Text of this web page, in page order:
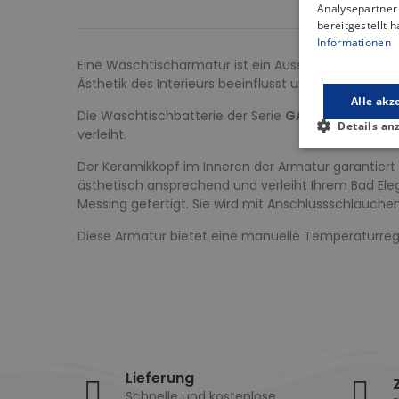
Eine Waschtischarmatur ist ein
Ästhetik des Interieurs beeinflusst und Komfort
Die Waschtischbatterie der Serie GABROist eine
verleiht.
Der Keramikkopf im Inneren der Armatur
ästhetisch ansprechend und verleiht Ihrem Bad
Messing gefertigt. Sie wird mit
Diese Armatur bietet eine manuelle
Lieferung
bereitgestellt
Informationen
Alle
Details